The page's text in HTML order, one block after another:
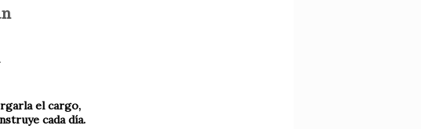
el cargo,
cada día.